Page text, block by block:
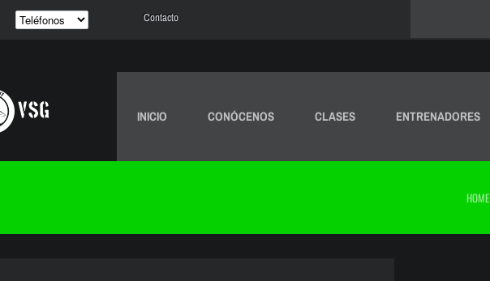
Contacto
INICIO CONÓCENOS CLASES ENTRENADORES
HOME